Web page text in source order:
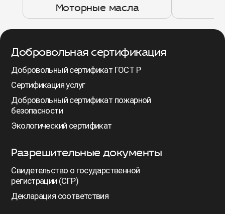
Моторные масла
Добровольная сертификация
Добровольный сертификат ГОСТ Р
Сертификация услуг
Добровольный сертификат пожарной
безопасности
Экологический сертификат
Разрешительные документы
Свидетельство о государственной
регистрации (СГР)
Декларация соответствия